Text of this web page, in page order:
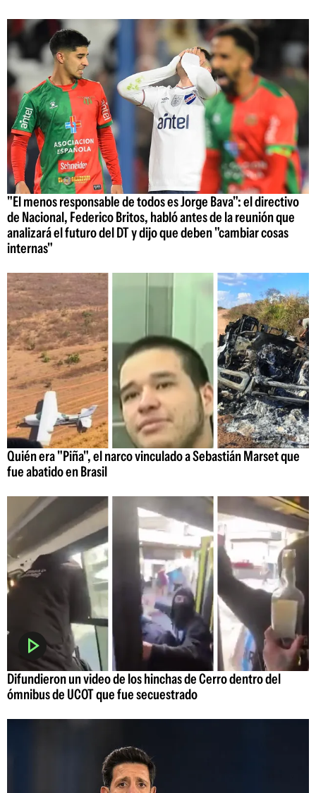
"El menos responsable de todos es Jorge Bava": el directivo
de Nacional, Federico Britos, habló antes de la reunión que
analizará el futuro del DT y dijo que deben "cambiar cosas
internas"
Quién era "Piña", el narco vinculado a Sebastián Marset que
fue abatido en Brasil
Difundieron un video de los hinchas de Cerro dentro del
ómnibus de UCOT que fue secuestrado